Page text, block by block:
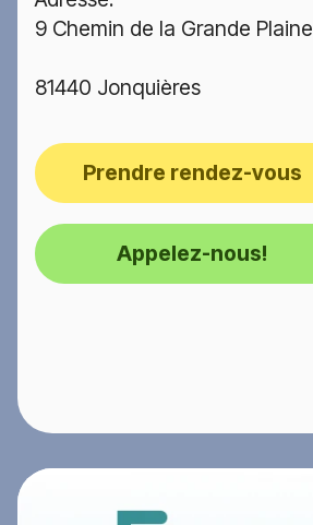
9 Chemin de la Grande Plaine
81440 Jonquières
Prendre rendez-vous
Appelez-nous!